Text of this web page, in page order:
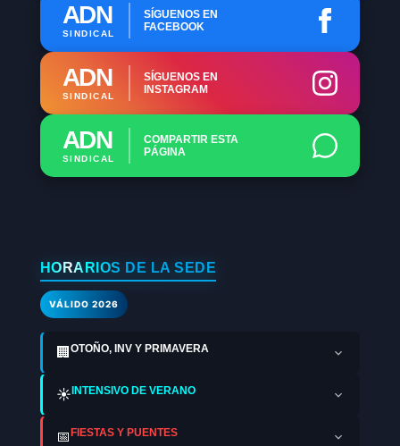
ADN
SINDICAL
SÍGUENOS EN
FACEBOOK
ADN
SINDICAL
SÍGUENOS EN
INSTAGRAM
ADN
SINDICAL
COMPARTIR ESTA
PÁGINA
HORARIOS DE LA SEDE
VÁLIDO 2026
🏢 OTOÑO, INV Y PRIMAVERA
☀️INTENSIVO DE VERANO
📅FIESTAS Y PUENTES